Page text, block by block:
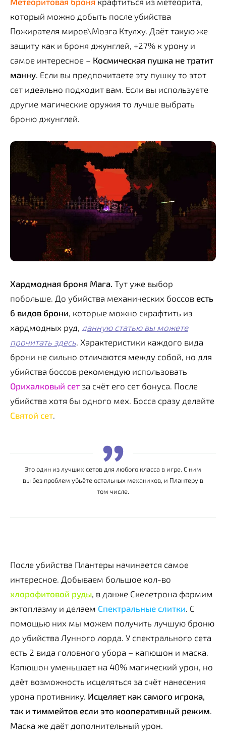
который можно добыть после убийства
Пожирателя миров\Мозга Ктулху. Даёт такую же
защиту как и броня джунглей, +27% к урону и
самое интересное – Космическая пушка не тратит
манну. Если вы предпочитаете эту пушку то этот
сет идеально подходит вам. Если вы используете
другие магические оружия то лучше выбрать
броню джунглей.
Хардмодная броня Мага. Тут уже выбор
побольше. До убийства механических боссов есть
6 видов брони , которые можно скрафтить из
хардмодных руд, данную статью вы можете
прочитать здесь . Характеристики каждого вида
брони не сильно отличаются между собой, но для
убийства боссов рекомендую использовать
Орихалковый сет за счёт его сет бонуса. После
убийства хотя бы одного мех. Босса сразу делайте
Святой сет
Это один из лучших сетов для любого класса в игре. С ним
вы без проблем убьёте остальных механиков, и Плантеру в
том числе.
После убийства Плантеры начинается самое
интересное. Добываем большое кол-во
хлорофитовой руды , в данже Скелетрона фармим
эктоплазму и делаем Спектральные слитки . С
помощью них мы можем получить лучшую броню
до убийства Лунного лорда. У спектрального сета
есть 2 вида головного убора – капюшон и маска.
Капюшон уменьшает на 40% магический урон, но
даёт возможность исцеляться за счёт нанесения
урона противнику. Исцеляет как самого игрока,
так и тиммейтов если это кооперативный режим
Маска же даёт дополнительный урон.